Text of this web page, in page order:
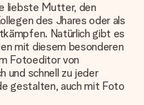
liebste Mutter, den
des Jhares oder als
Natürlich gibt es
mit diesem besonderen
Fotoeditor von
und schnell zu jeder
gestalten, auch mit Foto